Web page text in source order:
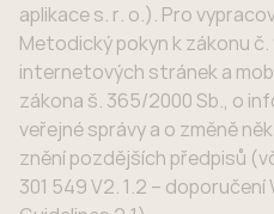
aplikace s. r. o.). Pro
Metodický pokyn k zákonu
internetových stránek a
zákona š. 365/2000 Sb., o
veřejné správy a o změně
znění pozdějších předpisů
301 549 V2. 1.2 –